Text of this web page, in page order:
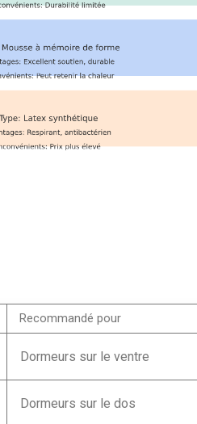
Recommandé pour
Dormeurs sur le ventre
Dormeurs sur le dos